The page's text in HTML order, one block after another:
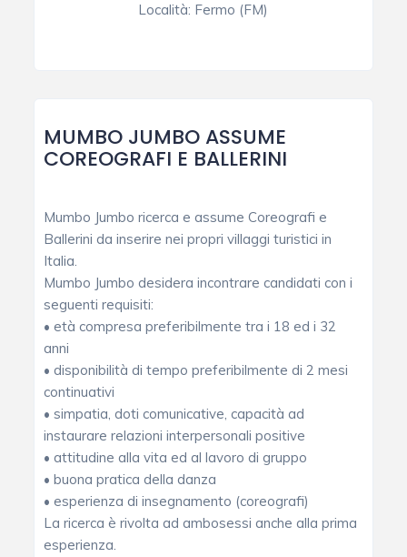
Località: Fermo (FM)
MUMBO JUMBO ASSUME
COREOGRAFI E BALLERINI
Mumbo Jumbo ricerca e assume Coreografi e
Ballerini da inserire nei propri villaggi turistici in
Italia.
Mumbo Jumbo desidera incontrare candidati con i
seguenti requisiti:
• età compresa preferibilmente tra i 18 ed i 32
anni
• disponibilità di tempo preferibilmente di 2 mesi
continuativi
• simpatia, doti comunicative, capacità ad
instaurare relazioni interpersonali positive
• attitudine alla vita ed al lavoro di gruppo
• buona pratica della danza
• esperienza di insegnamento (coreografi)
La ricerca è rivolta ad ambosessi anche alla prima
esperienza.